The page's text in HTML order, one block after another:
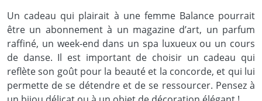
Un cadeau qui plairait à une femme Balance pourrait
être un abonnement à un magazine d’art, un parfum
raffiné, un week-end dans un spa luxueux ou un cours
de danse. Il est important de choisir un cadeau qui
reflète son goût pour la beauté et la concorde, et qui lui
permette de se détendre et de se ressourcer. Pensez à